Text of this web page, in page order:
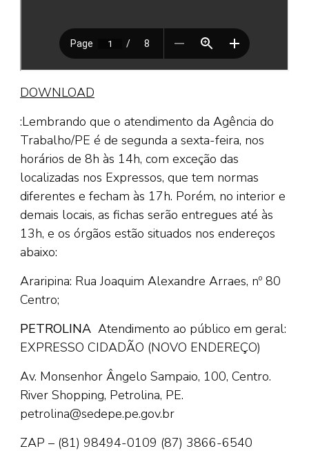
DOWNLOAD
:Lembrando que o atendimento da Agência do
Trabalho/PE é de segunda a sexta-feira, nos
horários de 8h às 14h, com exceção das
localizadas nos Expressos, que tem normas
diferentes e fecham às 17h. Porém, no interior e
demais locais, as fichas serão entregues até às
13h, e os órgãos estão situados nos endereços
abaixo:
Araripina: Rua Joaquim Alexandre Arraes, nº 80
Centro;
PETROLINA Atendimento ao público em geral:
EXPRESSO CIDADÃO (NOVO ENDEREÇO)
Av. Monsenhor Ângelo Sampaio, 100, Centro.
River Shopping, Petrolina, PE.
petrolina@sedepe.pe.gov.br
ZAP – (81) 98494-0109 (87) 3866-6540